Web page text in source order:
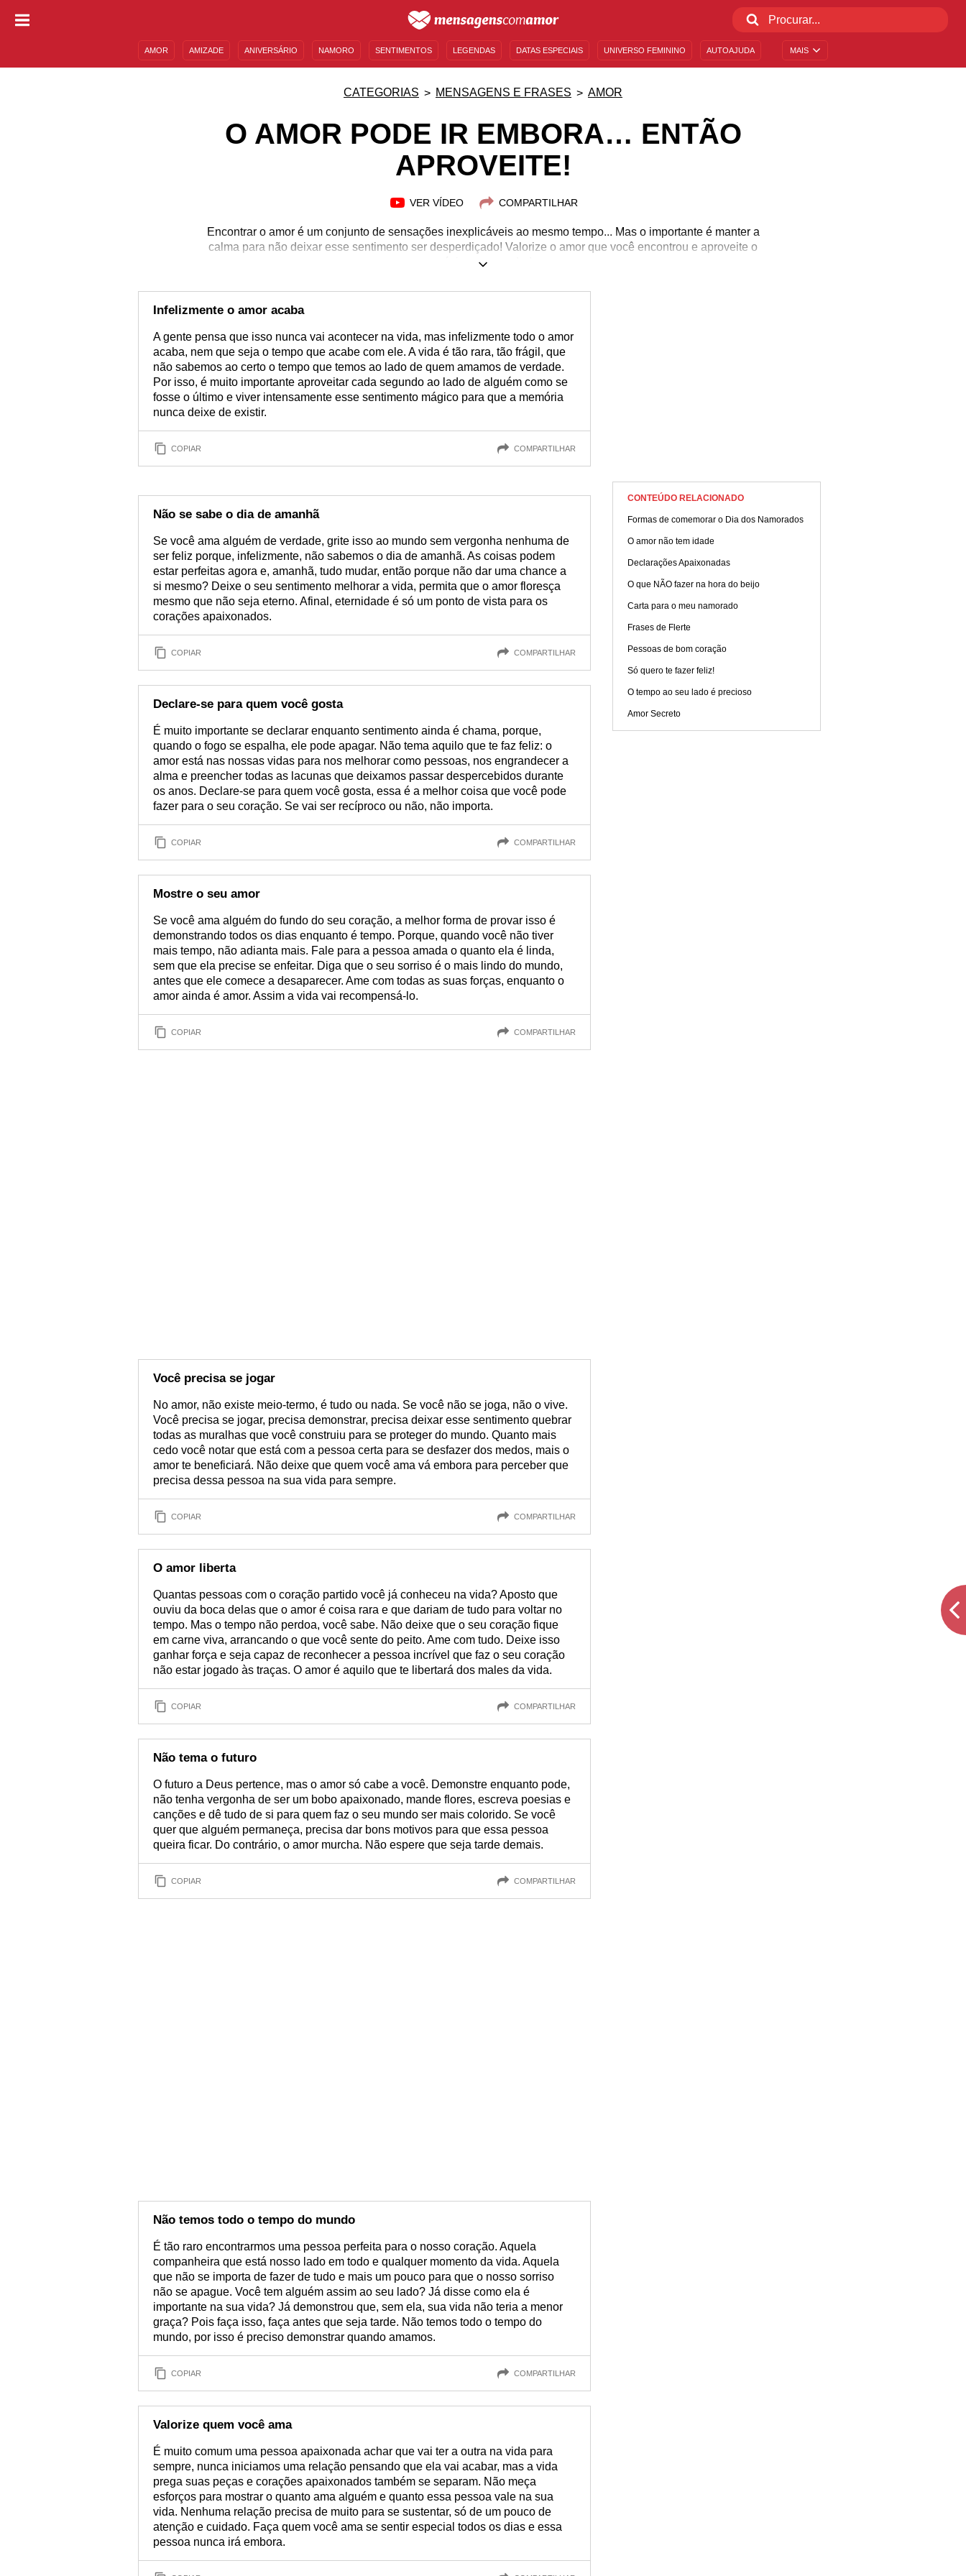
MAIS
AMOR AMIZADE ANIVERSÁRIO NAMORO SENTIMENTOS LEGENDAS DATAS ESPECIAIS UNIVERSO FEMININO AUTOAJUDA
CATEGORIAS MENSAGENS E FRASES AMOR
O AMOR PODE IR EMBORA… ENTÃO
APROVEITE!
VER VÍDEO COMPARTILHAR
Encontrar o amor é um conjunto de sensações inexplicáveis ao mesmo tempo... Mas o importante é manter a
calma para não deixar esse sentimento ser desperdiçado! Valorize o amor que você encontrou e aproveite o
máximo que puder!
Infelizmente o amor acaba
A gente pensa que isso nunca vai acontecer na vida, mas infelizmente todo o amor
acaba, nem que seja o tempo que acabe com ele. A vida é tão rara, tão frágil, que
não sabemos ao certo o tempo que temos ao lado de quem amamos de verdade.
Por isso, é muito importante aproveitar cada segundo ao lado de alguém como se
fosse o último e viver intensamente esse sentimento mágico para que a memória
nunca deixe de existir.
COPIAR COMPARTILHAR
Não se sabe o dia de amanhã
Se você ama alguém de verdade, grite isso ao mundo sem vergonha nenhuma de
ser feliz porque, infelizmente, não sabemos o dia de amanhã. As coisas podem
estar perfeitas agora e, amanhã, tudo mudar, então porque não dar uma chance a
si mesmo? Deixe o seu sentimento melhorar a vida, permita que o amor floresça
mesmo que não seja eterno. Afinal, eternidade é só um ponto de vista para os
corações apaixonados.
COPIAR COMPARTILHAR
Declare-se para quem você gosta
É muito importante se declarar enquanto sentimento ainda é chama, porque,
quando o fogo se espalha, ele pode apagar. Não tema aquilo que te faz feliz: o
amor está nas nossas vidas para nos melhorar como pessoas, nos engrandecer a
alma e preencher todas as lacunas que deixamos passar despercebidos durante
os anos. Declare-se para quem você gosta, essa é a melhor coisa que você pode
fazer para o seu coração. Se vai ser recíproco ou não, não importa.
COPIAR COMPARTILHAR
Mostre o seu amor
Se você ama alguém do fundo do seu coração, a melhor forma de provar isso é
demonstrando todos os dias enquanto é tempo. Porque, quando você não tiver
mais tempo, não adianta mais. Fale para a pessoa amada o quanto ela é linda,
sem que ela precise se enfeitar. Diga que o seu sorriso é o mais lindo do mundo,
antes que ele comece a desaparecer. Ame com todas as suas forças, enquanto o
amor ainda é amor. Assim a vida vai recompensá-lo.
COPIAR COMPARTILHAR
Você precisa se jogar
No amor, não existe meio-termo, é tudo ou nada. Se você não se joga, não o vive.
Você precisa se jogar, precisa demonstrar, precisa deixar esse sentimento quebrar
todas as muralhas que você construiu para se proteger do mundo. Quanto mais
cedo você notar que está com a pessoa certa para se desfazer dos medos, mais o
amor te beneficiará. Não deixe que quem você ama vá embora para perceber que
precisa dessa pessoa na sua vida para sempre.
COPIAR COMPARTILHAR
O amor liberta
Quantas pessoas com o coração partido você já conheceu na vida? Aposto que
ouviu da boca delas que o amor é coisa rara e que dariam de tudo para voltar no
tempo. Mas o tempo não perdoa, você sabe. Não deixe que o seu coração fique
em carne viva, arrancando o que você sente do peito. Ame com tudo. Deixe isso
ganhar força e seja capaz de reconhecer a pessoa incrível que faz o seu coração
não estar jogado às traças. O amor é aquilo que te libertará dos males da vida.
COPIAR COMPARTILHAR
Não tema o futuro
O futuro a Deus pertence, mas o amor só cabe a você. Demonstre enquanto pode,
não tenha vergonha de ser um bobo apaixonado, mande flores, escreva poesias e
canções e dê tudo de si para quem faz o seu mundo ser mais colorido. Se você
quer que alguém permaneça, precisa dar bons motivos para que essa pessoa
queira ficar. Do contrário, o amor murcha. Não espere que seja tarde demais.
COPIAR COMPARTILHAR
Não temos todo o tempo do mundo
É tão raro encontrarmos uma pessoa perfeita para o nosso coração. Aquela
companheira que está nosso lado em todo e qualquer momento da vida. Aquela
que não se importa de fazer de tudo e mais um pouco para que o nosso sorriso
não se apague. Você tem alguém assim ao seu lado? Já disse como ela é
importante na sua vida? Já demonstrou que, sem ela, sua vida não teria a menor
graça? Pois faça isso, faça antes que seja tarde. Não temos todo o tempo do
mundo, por isso é preciso demonstrar quando amamos.
COPIAR COMPARTILHAR
Valorize quem você ama
É muito comum uma pessoa apaixonada achar que vai ter a outra na vida para
sempre, nunca iniciamos uma relação pensando que ela vai acabar, mas a vida
prega suas peças e corações apaixonados também se separam. Não meça
esforços para mostrar o quanto ama alguém e quanto essa pessoa vale na sua
vida. Nenhuma relação precisa de muito para se sustentar, só de um pouco de
atenção e cuidado. Faça quem você ama se sentir especial todos os dias e essa
pessoa nunca irá embora.
CONTEÚDO RELACIONADO
Formas de comemorar o Dia dos Namorados
O amor não tem idade
Declarações Apaixonadas
O que NÃO fazer na hora do beijo
Carta para o meu namorado
Frases de Flerte
Pessoas de bom coração
Só quero te fazer feliz!
O tempo ao seu lado é precioso
Amor Secreto